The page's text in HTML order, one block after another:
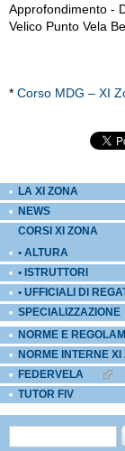
Approfondimento -
Velico Punto Vela
* Corso MDG – XI
LA XI ZONA
NEWS
CORSI XI ZONA
• ALTURA
• ISTRUTTORI
• UFFICIALI DI
SPECIALIZZAZIONE
NORME E
NORME INTERNE XI
FEDERVELA
EXTERNAL LINKS ICON
TUTOR FIV
Form di ricerca